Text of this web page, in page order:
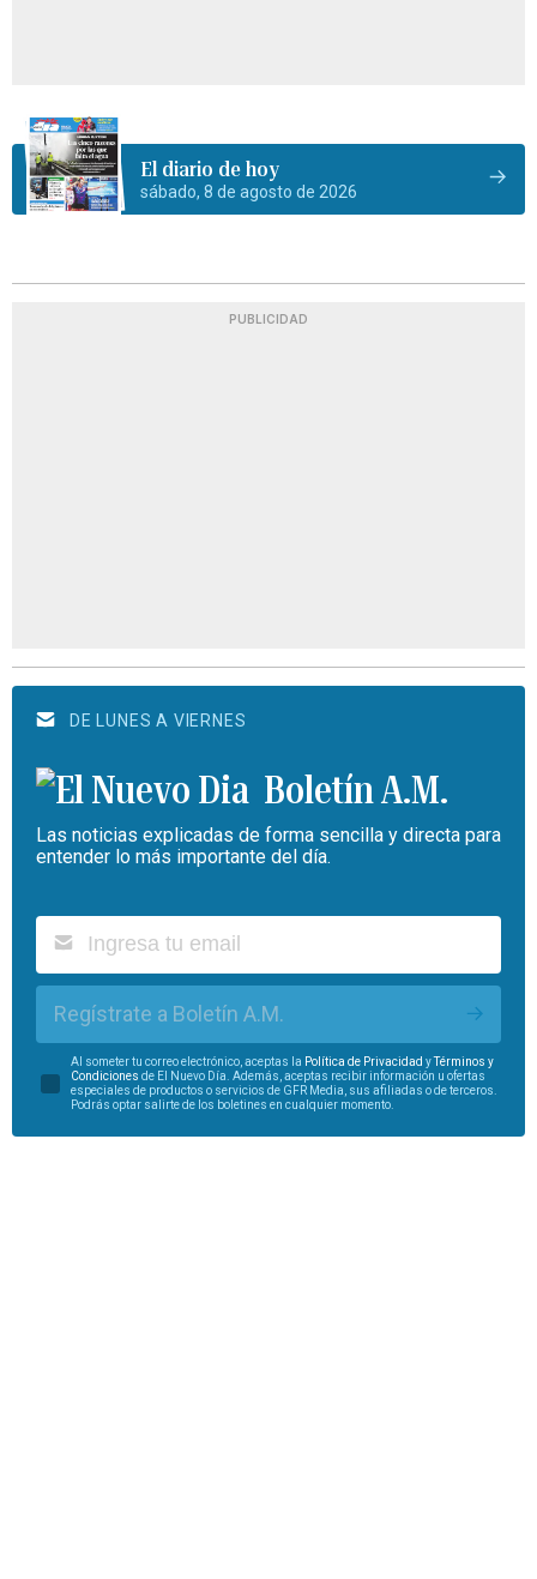
El diario de hoy
sábado, 8 de agosto de 2026
PUBLICIDAD
DE LUNES A VIERNES
Boletín A.M.
Las noticias explicadas de forma sencilla y directa para
entender lo más importante del día.
Regístrate a Boletín A.M.
Al someter tu correo electrónico, aceptas la Política de Privacidad yTérminos y
Condiciones de El Nuevo Día. Además, aceptas recibir información u ofertas
especiales de productos o servicios de GFR Media, sus afiliadas o de terceros.
Podrás optar salirte de los boletines en cualquier momento.